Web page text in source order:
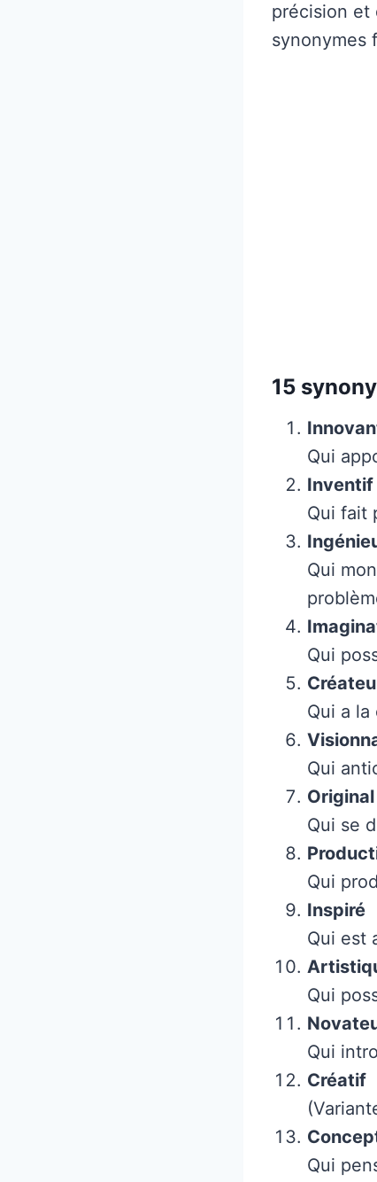
précision et
synonymes
15
Qui
Inventif
Qui fait
Qui
Qui
Qui a
Qui
Original
Qui se
Qui
Inspiré
Qui est
Qui
Qui
Créatif
Qui